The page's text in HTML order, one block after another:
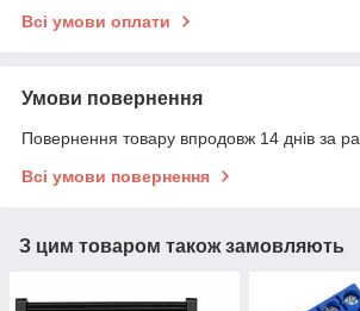
Всі умови оплати
Умови повернення
Повернення товару впродовж 14 днів за
Всі умови повернення
З цим товаром також замовляють